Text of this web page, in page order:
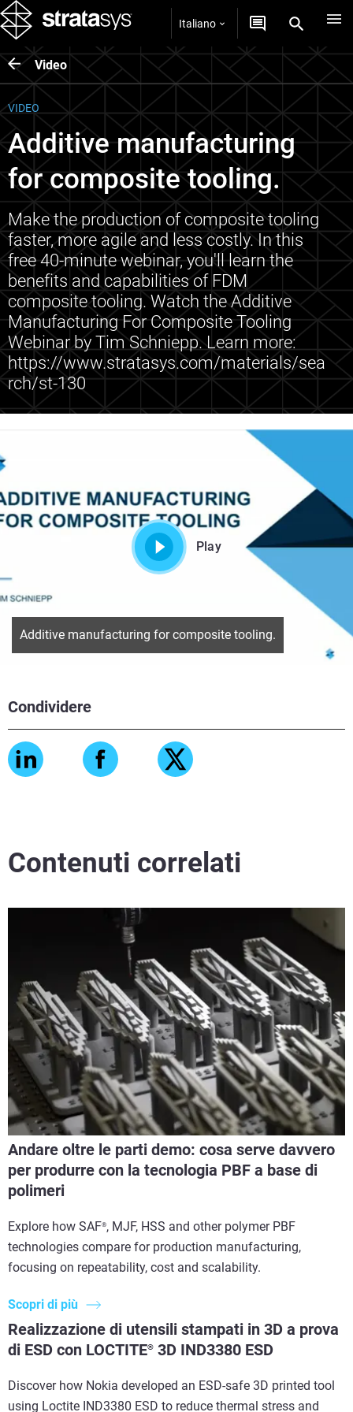
Italiano
Video
VIDEO
Additive manufacturing
for composite tooling.
Make the production of composite tooling
faster, more agile and less costly. In this
free 40-minute webinar, you'll learn the
benefits and capabilities of FDM
composite tooling. Watch the Additive
Manufacturing For Composite Tooling
Webinar by Tim Schniepp. Learn more:
https://www.stratasys.com/materials/sea
rch/st-130
Condividere
Play
Additive manufacturing for composite tooling.
Contenuti correlati
Andare oltre le parti demo: cosa serve davvero
per produrre con la tecnologia PBF a base di
polimeri
Explore how SAF®, MJF, HSS and other polymer PBF
technologies compare for production manufacturing,
focusing on repeatability, cost and scalability.
Scopri di più
Realizzazione di utensili stampati in 3D a prova
di ESD con LOCTITE® 3D IND3380 ESD
Discover how Nokia developed an ESD-safe 3D printed tool
using Loctite IND3380 ESD to reduce thermal stress and